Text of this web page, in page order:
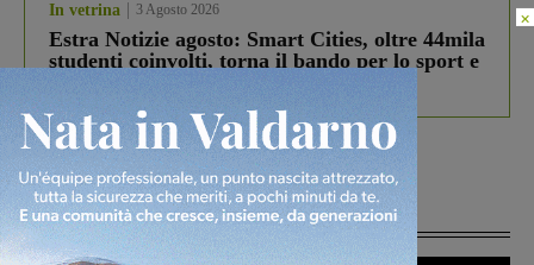
In vetrina 3 Agosto 2026
Estra Notizie agosto: Smart Cities, oltre 44mila
studenti coinvolti, torna il bando per lo sport e
debutta il podcast Estrair
Più lette
×